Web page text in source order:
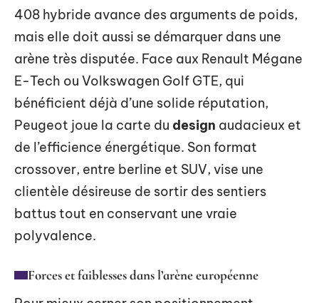
408 hybride avance des arguments de poids,
mais elle doit aussi se démarquer dans une
arène très disputée. Face aux Renault Mégane
E-Tech ou Volkswagen Golf GTE, qui
bénéficient déjà d’une solide réputation,
Peugeot joue la carte du design audacieux et
de l’efficience énergétique. Son format
crossover, entre berline et SUV, vise une
clientèle désireuse de sortir des sentiers
battus tout en conservant une vraie
polyvalence.
Forces et faiblesses dans l’arène européenne